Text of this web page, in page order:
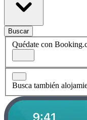
Buscar
Quédate con
Busca también